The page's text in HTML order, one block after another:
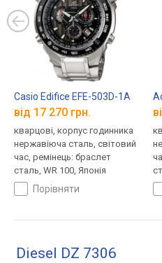
Casio Edifice EFE-503D-1A
від 17 270 грн.
кварцові, корпус годинника
нержавіюча сталь, світовий
час, ремінець: браслет
сталь, WR 100, Японія
порівняти
Diesel DZ 7306